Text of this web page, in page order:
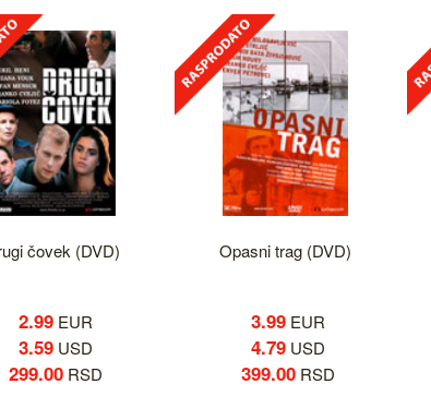
čovek (DVD)
2.99EUR
3.59USD
299.00RSD
Opasni trag (DVD)
3.99EUR
4.79USD
399.00RSD